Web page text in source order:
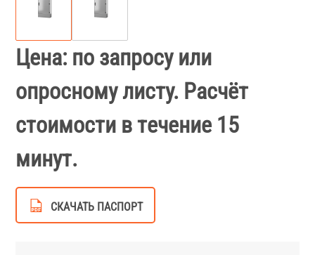
Цена: по запросу или
опросному листу. Расчёт
стоимости в течение 15
минут.
СКАЧАТЬ ПАСПОРТ